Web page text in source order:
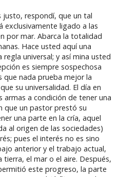
justo, respondí, que un tal
exclusivamente ligado a las
por mar. Abarca la totalidad
Hace usted aquí una
universal; y así mina usted
es siempre sospechosa
que nada prueba mejor la
su universalidad. El día en
armas a condición de tener una
que un pastor prestó su
una parte en la cría, aquel
al origen de las sociedades)
pues el interés no es sino
anterior y el trabajo actual,
el mar o el aire. Después,
este progreso, la parte